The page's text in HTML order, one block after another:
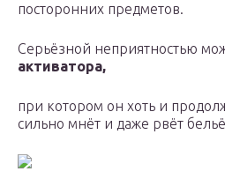
посторонних предметов.
Серьёзной неприятностью
активатора,
при котором он хоть и
сильно мнёт и даже рвёт